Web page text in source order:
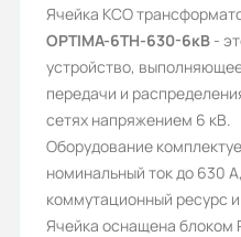
Орган
Блок РЗА,
Ток нагрузки, А:
630
Климатическое
У3
Ячейка КСО
OPTIMA-6ТН-630-6кВ -
устройство,
передачи и
сетях напряжением 6 кВ.
Оборудование
номинальный ток до 630
коммутационный ресурс
Ячейка оснащена блоком